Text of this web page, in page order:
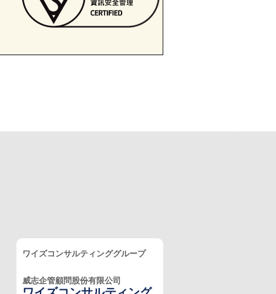
ワイズコンサルティンググループ
威志企管顧問股份有限公司